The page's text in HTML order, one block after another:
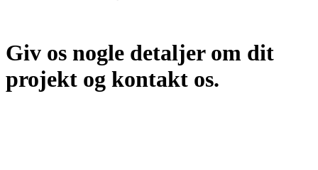
Giv os nogle detaljer om dit
projekt og kontakt os.